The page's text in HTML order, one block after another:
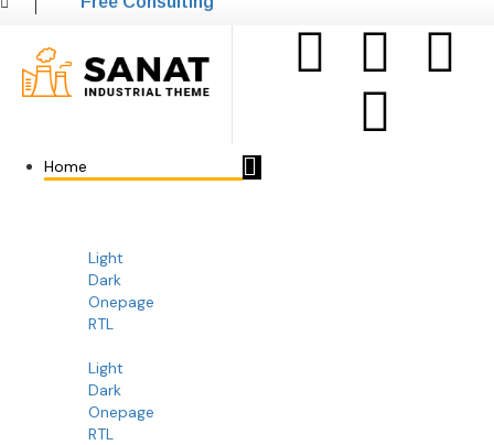
Home
Light
Dark
Onepage
RTL
Light
Dark
Onepage
RTL